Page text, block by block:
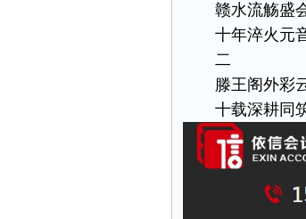
赣水流觞盛
十年淬火元
二
滕王阁外彩
十载深耕同